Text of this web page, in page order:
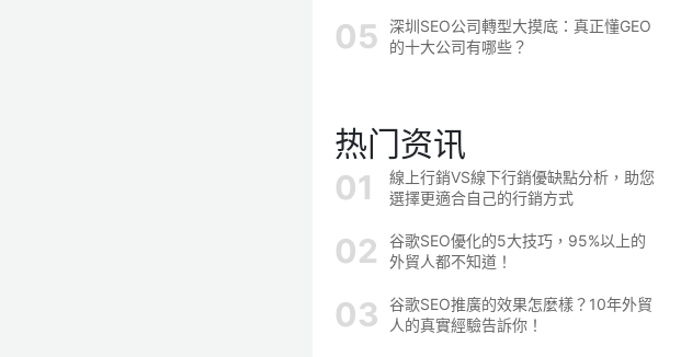
深圳SEO公司轉型大摸底：真正懂GEO
的十大公司有哪些？
热门资讯
線上行銷VS線下行銷優缺點分析，助您
選擇更適合自己的行銷方式
谷歌SEO優化的5大技巧，95%以上的
外貿人都不知道！
谷歌SEO推廣的效果怎麼樣？10年外貿
人的真實經驗告訴你！